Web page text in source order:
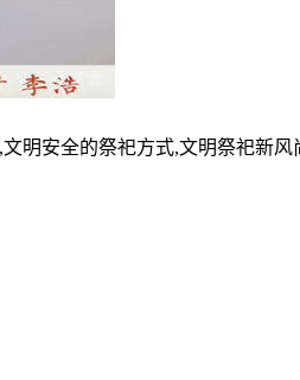
明安全的祭祀方式,文明祭祀新